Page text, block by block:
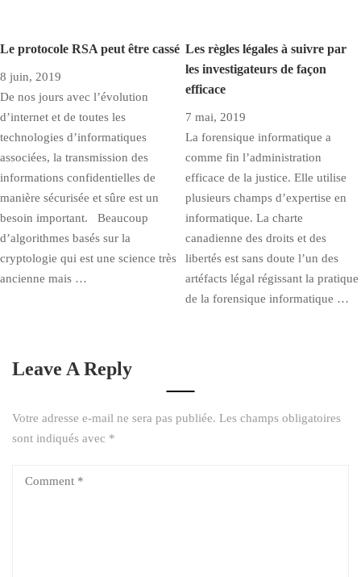
Le protocole RSA peut être cassé
8 juin, 2019
De nos jours avec l’évolution
d’internet et de toutes les
technologies d’informatiques
associées, la transmission des
informations confidentielles de
manière sécurisée et sûre est un
besoin important. Beaucoup
d’algorithmes basés sur la
cryptologie qui est une science très
ancienne mais …
Les règles légales à suivre par
les investigateurs de façon
efficace
7 mai, 2019
La forensique informatique a
comme fin l’administration
efficace de la justice. Elle utilise
plusieurs champs d’expertise en
informatique. La charte
canadienne des droits et des
libertés est sans doute l’un des
artéfacts légal régissant la pratique
de la forensique informatique …
Leave A Reply
Votre adresse e-mail ne sera pas publiée. Les champs obligatoires
sont indiqués avec *